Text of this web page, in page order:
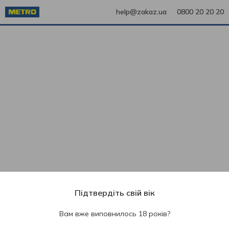
help@zakaz.ua 0800 20 20 20
Підтвердіть свій вік
Вам вже виповнилось 18 років?